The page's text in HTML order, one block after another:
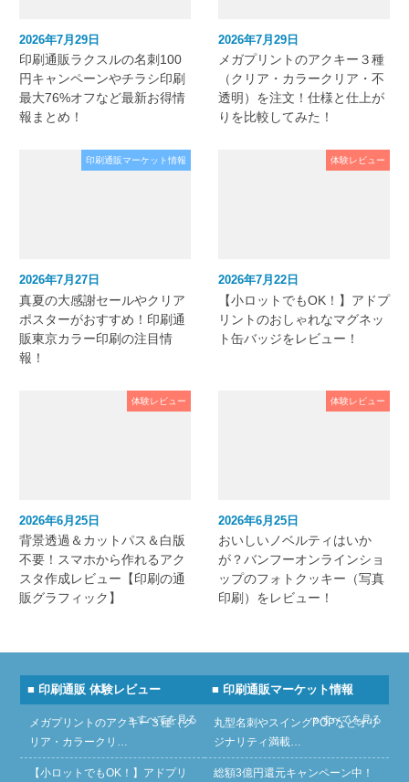
2026年7月29日
印刷通販ラクスルの名刺100
円キャンペーンやチラシ印刷
最大76%オフなど最新お得情
報まとめ！
2026年7月29日
メガプリントのアクキー３種
（クリア・カラークリア・不
透明）を注文！仕様と仕上が
りを比較してみた！
印刷通販マーケット情報
2026年7月27日
真夏の大感謝セールやクリア
ポスターがおすすめ！印刷通
販東京カラー印刷の注目情
報！
体験レビュー
2026年7月22日
【小ロットでもOK！】アドプ
リントのおしゃれなマグネッ
ト缶バッジをレビュー！
体験レビュー
2026年6月25日
背景透過＆カットパス＆白版
不要！スマホから作れるアク
スタ作成レビュー【印刷の通
販グラフィック】
体験レビュー
2026年6月25日
おいしいノベルティはいか
が？バンフーオンラインショ
ップのフォトクッキー（写真
印刷）をレビュー！
■ 印刷通販 体験レビュー
» すべてを見る
メガプリントのアクキー３種（ク
リア・カラークリ…
【小ロットでもOK！】アドプリ
■ 印刷通販マーケット情報
» すべてを見る
丸型名刺やスイングPOPなどオリ
ジナリティ満載…
総額3億円還元キャンペーン中！